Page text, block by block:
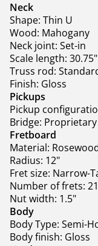
Neck
Shape: Thin U
Wood: Mahogany
Neck joint: Set-in
Scale length: 30.75"
Truss rod:
Finish: Gloss
Pickups
Pickup
Bridge:
Fretboard
Material:
Radius: 12"
Fret size: Narrow-
Number of frets: 21
Nut width: 1.5"
Body
Body Type: Semi-
Body finish: Gloss